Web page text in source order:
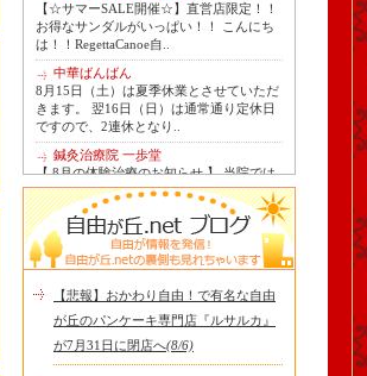
【☆サマーSALE開催☆】直営店限定！！
お得なサンダルがいっぱい！！ こんにち
は！！RegettaCanoe自..
中華ばんばん
8月15日（土）は夏季休業とさせていただ
きます。 翌16日（日）は通常通り定休日
ですので、2連休となり..
鍼灸治療院 一歩堂
【 8月の体験治療のお知らせ 】 当院では
毎月第1月曜日を体験dayとし、当院の施
術をお得に体験し..
Le Monde Gourmand
今年も南アルプス @sachiblueberryfarm か
ら美味しいブルーベリーが😋
https://www.instagram.com/sachi..
tomoru
土曜日限定ランチセット(12:00〜15:00)は
じまりました！※数量限定その日のおす
【悲報】おかわり自由！で有名な自由
が丘のパンケーキ専門店『ルサルカ』
が7月31日に閉店へ(8/6)